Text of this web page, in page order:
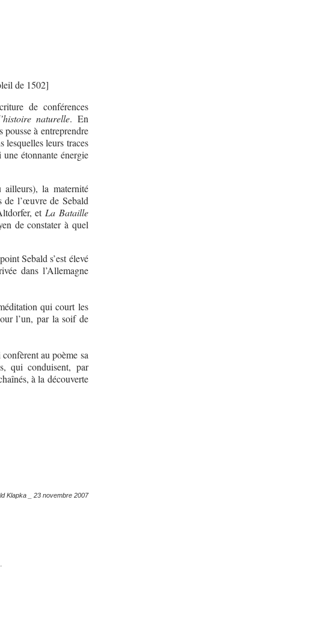
de 1502]
de conférences
naturelle. En
pousse à entreprendre
lesquelles leurs traces
étonnante énergie
la maternité
de l’œuvre de Sebald
et La Bataille
de constater à quel
Sebald s’est élevé
dans l’Allemagne
qui court les
l’un, par la soif de
au poème sa
qui conduisent, par
à la découverte
Klapka _ 23 novembre 2007
.